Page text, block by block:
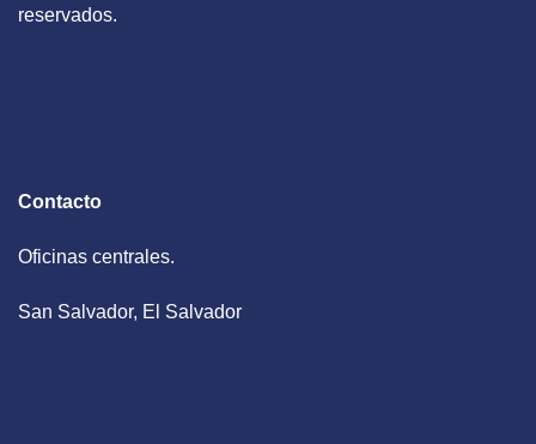
reservados.
Contacto
Oficinas centrales.
San Salvador, El Salvador